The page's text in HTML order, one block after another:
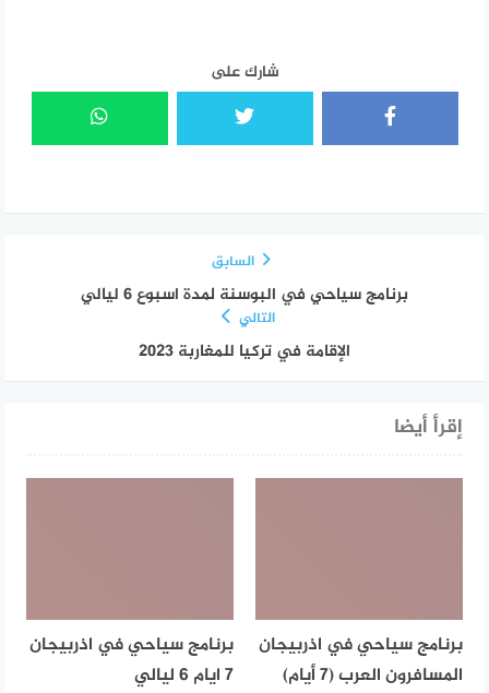
شارك على
السابق
برنامج سياحي في البوسنة لمدة اسبوع 6 ليالي
التالي
الإقامة في تركيا للمغاربة 2023
إقرأ أيضا
برنامج سياحي في اذربيجان
المسافرون العرب (7 أيام)
برنامج سياحي في اذربيجان
7 ايام 6 ليالي